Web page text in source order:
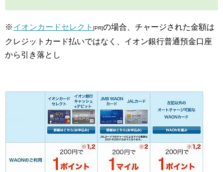
※ イオンカードセレクト [PR]の場合、チャージされた金額は
クレジットカード払いではなく、イオン銀行普通預金口座
から引き落とし